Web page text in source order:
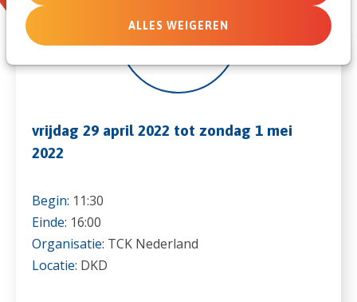
ALLES WEIGEREN
29
apr
vrijdag 29 april 2022 tot zondag 1 mei
2022
Begin: 11:30
Einde: 16:00
Organisatie: TCK Nederland
Locatie: DKD